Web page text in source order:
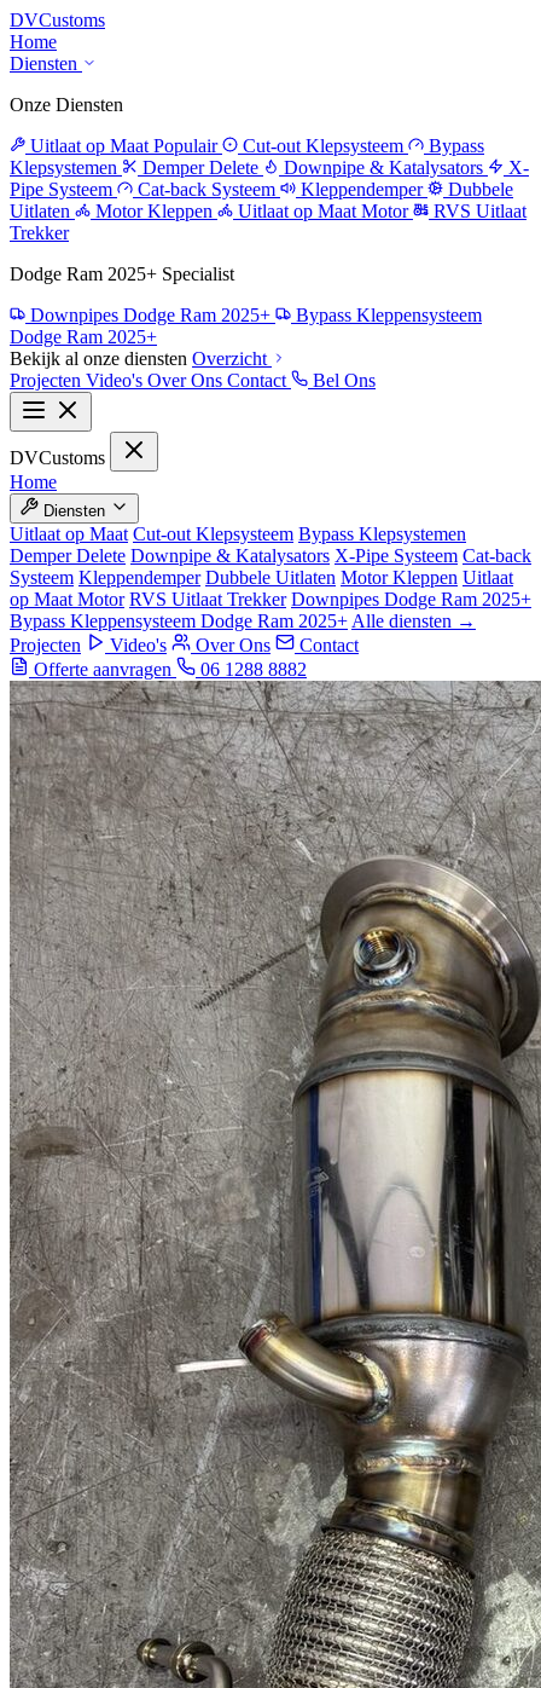
DVCustoms
Home
Diensten
Onze Diensten
Uitlaat op Maat Populair Cut-out Klepsysteem
Bypass
Klepsystemen
Demper Delete Downpipe & Katalysators
X-
Pipe Systeem
Cat-back Systeem Kleppendemper
Dubbele
Uitlaten
Motor Kleppen Uitlaat op Maat Motor
RVS Uitlaat
Trekker
Dodge Ram 2025+ Specialist
Downpipes Dodge Ram 2025+
Bypass Kleppensysteem
Dodge Ram 2025+
Bekijk al onze diensten Overzicht
Projecten Video's Over Ons Contact Bel Ons
DVCustoms
Home
Diensten
Uitlaat op Maat Cut-out Klepsysteem Bypass Klepsystemen
Demper Delete Downpipe & Katalysators X-Pipe Systeem Cat-back
Systeem Kleppendemper Dubbele Uitlaten Motor Kleppen Uitlaat
op Maat Motor RVS Uitlaat Trekker Downpipes Dodge Ram 2025+
Bypass Kleppensysteem Dodge Ram 2025+ Alle diensten →
Projecten
Video's Over Ons
Contact
Offerte aanvragen
06 1288 8882